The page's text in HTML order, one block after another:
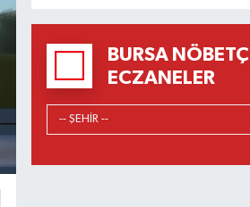
BURSA NÖBETÇI
ECZANELER